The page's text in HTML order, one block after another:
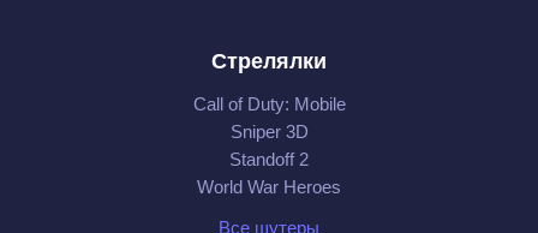
Стрелялки
Call of Duty: Mobile
Sniper 3D
Standoff 2
World War Heroes
Все шутеры